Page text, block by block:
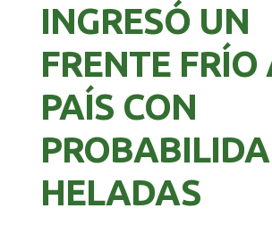
INGRESÓ UN
FRENTE FRÍO
PAÍS CON
HELADAS